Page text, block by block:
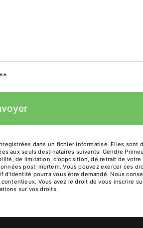
dans un fichier informatisé. Elles sont
aux seuls destinataires suivants: Gendre
de limitation, d’opposition, de retrait de
post-mortem. Vous pouvez exercer ces
pourra vous être demandé. Nous
Vous avez le droit de vous inscrire
sur vos droits.